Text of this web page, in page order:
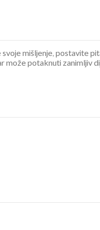
mišljenje, postavite
može potaknuti zanimljiv